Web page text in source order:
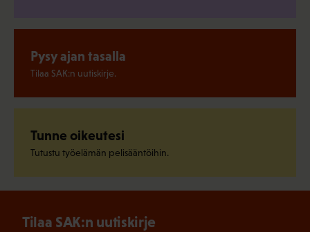
Pysy ajan tasalla
Tilaa SAK:n uutiskirje.
Tunne oikeutesi
Tutustu työelämän pelisääntöihin.
Tilaa SAK:n uutiskirje